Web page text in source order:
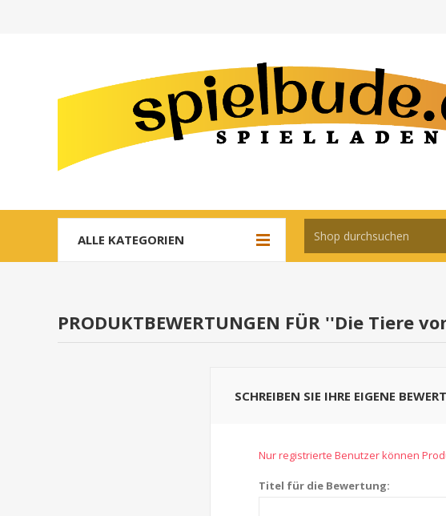
ALLE KATEGORIEN
PRODUKTBEWERTUNGEN FÜR Die Tiere
SCHREIBEN SIE IHRE EIGENE
Nur registrierte Benutzer können
Titel für die Bewertung: